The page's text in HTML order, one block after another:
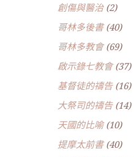
創傷與醫治(2)
哥林多後書(40)
哥林多教會(69)
啟示錄七教會(37)
基督徒的禱告(16)
大祭司的禱告(14)
天國的比喻(10)
提摩太前書(40)